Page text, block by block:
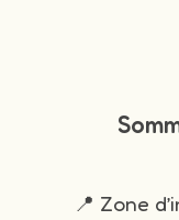
📍 Zone